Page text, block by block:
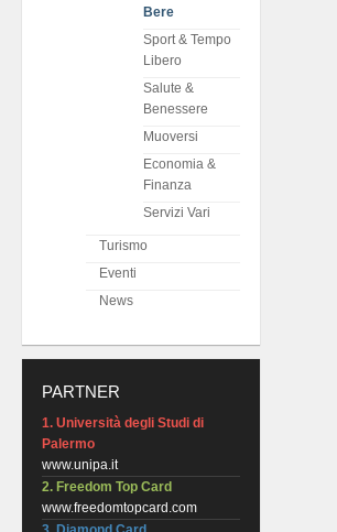
Bere
Sport & Tempo
Libero
Salute &
Benessere
Muoversi
Economia &
Finanza
Servizi Vari
Turismo
Eventi
News
PARTNER
1. Università degli Studi di
Palermo
www.unipa.it
2. Freedom Top Card
www.freedomtopcard.com